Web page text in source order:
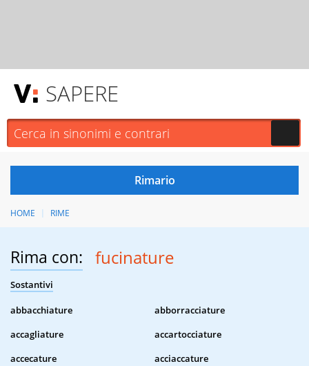
SAPERE
HOME RIME
Rima con: fucinature
Sostantivi
abbacchiature
abborracciature
accagliature
accartocciature
accecature
acciaccature